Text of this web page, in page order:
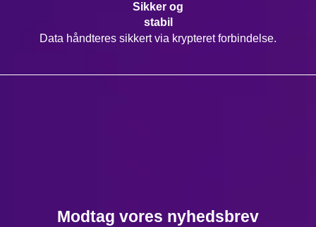
Sikker og
stabil
Data håndteres sikkert via krypteret forbindelse.
Modtag vores nyhedsbrev